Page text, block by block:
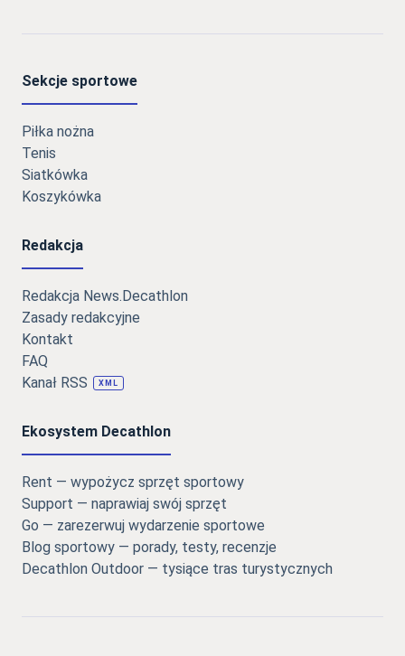
Sekcje sportowe
Piłka nożna
Tenis
Siatkówka
Koszykówka
Redakcja
Redakcja News.Decathlon
Zasady redakcyjne
Kontakt
FAQ
Kanał RSS
XML
Ekosystem Decathlon
Rent — wypożycz sprzęt sportowy
Support — naprawiaj swój sprzęt
Go — zarezerwuj wydarzenie sportowe
Blog sportowy — porady, testy, recenzje
Decathlon Outdoor — tysiące tras turystycznych